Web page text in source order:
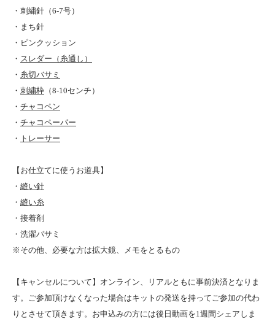
・ 刺繍針 （6-7号）
・まち針
・ピンクッション
・ スレダー（糸通し）
・ 糸切バサミ
・ 刺繍枠 （8-10センチ）
・ チャコペン
・ チャコペーパー
・ トレーサー
【お仕立てに使うお道具】
・ 縫い針
・ 縫い糸
・接着剤
・洗濯バサミ
※その他、必要な方は拡大鏡、メモをとるもの
【キャンセルについて】オンライン、リアルともに事前決済となりま
す。ご参加頂けなくなった場合はキットの発送を持ってご参加の代わ
りとさせて頂きます。お申込みの方には後日動画を1週間シェアしま